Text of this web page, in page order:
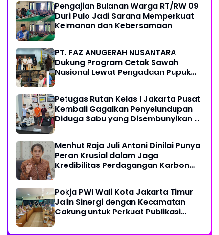
Pengajian Bulanan Warga RT/RW 09
Duri Pulo Jadi Sarana Memperkuat
Keimanan dan Kebersamaan
PT. FAZ ANUGERAH NUSANTARA
Dukung Program Cetak Sawah
Nasional Lewat Pengadaan Pupuk
Petugas Rutan Kelas I Jakarta Pusat
Kembali Gagalkan Penyelundupan
Diduga Sabu yang Disembunyikan di
Menhut Raja Juli Antoni Dinilai Punya
Peran Krusial dalam Jaga
Kredibilitas Perdagangan Karbon
Pokja PWI Wali Kota Jakarta Timur
Jalin Sinergi dengan Kecamatan
Cakung untuk Perkuat Publikasi